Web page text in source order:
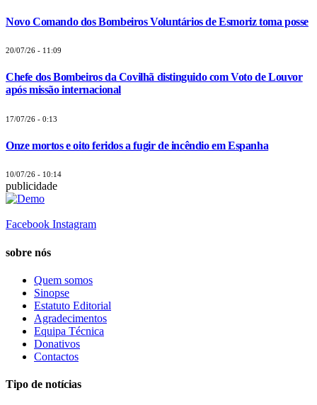
Novo Comando dos Bombeiros Voluntários de Esmoriz toma posse
20/07/26 - 11:09
Chefe dos Bombeiros da Covilhã distinguido com Voto de Louvor
após missão internacional
17/07/26 - 0:13
Onze mortos e oito feridos a fugir de incêndio em Espanha
10/07/26 - 10:14
publicidade
Facebook Instagram
sobre nós
Quem somos
Sinopse
Estatuto Editorial
Agradecimentos
Equipa Técnica
Donativos
Contactos
Tipo de notícias